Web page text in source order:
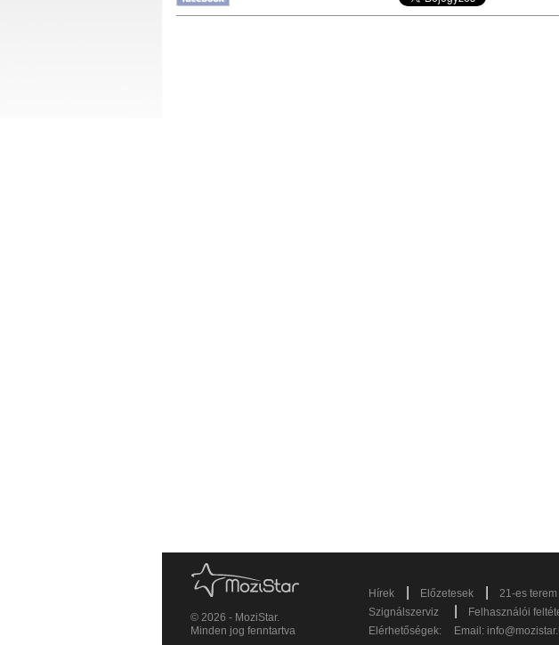
© 2026 - MoziStar.
Minden jog fenntartva
Hírek Előzetesek 21-es terem
Szignálszerviz
Felhasználói
Elérhetőségek:
Email: